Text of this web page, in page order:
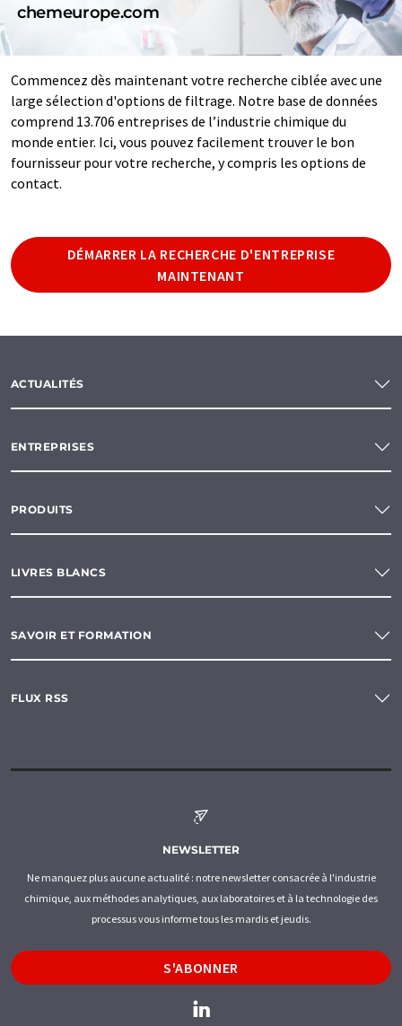
chemeurope.com
Commencez dès maintenant votre recherche ciblée avec une
large sélection d'options de filtrage. Notre base de données
comprend 13.706 entreprises de l’industrie chimique du
monde entier. Ici, vous pouvez facilement trouver le bon
fournisseur pour votre recherche, y compris les options de
contact.
DÉMARRER LA RECHERCHE D'ENTREPRISE
MAINTENANT
ACTUALITÉS
ENTREPRISES
PRODUITS
LIVRES BLANCS
SAVOIR ET FORMATION
FLUX RSS
NEWSLETTER
Ne manquez plus aucune actualité : notre newsletter consacrée à l'industrie
chimique, aux méthodes analytiques, aux laboratoires et à la technologie des
processus vous informe tous les mardis et jeudis.
S'ABONNER